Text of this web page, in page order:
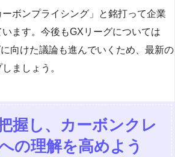
ボンプライシング」と銘打って企業
ます。今後もGXリーグについては
向けた議論も進んでいくため、最新の
ましょう。
握し、カーボンクレ
の理解を高めよう